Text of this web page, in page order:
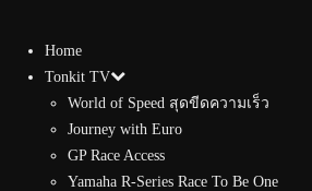
Home
Tonkit TV
World of Speed สุดขีดความเร็ว
Journey with Euro
GP Race Access
Yamaha R-Series Race To Be One